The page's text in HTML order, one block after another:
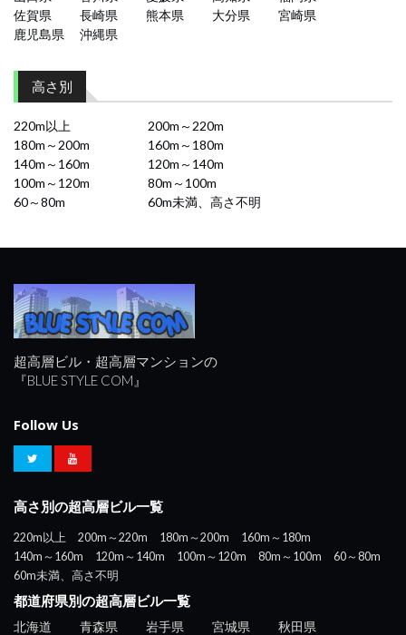
佐賀県
長崎県 熊本県 大分県
宮崎県
鹿児島県
沖縄県
高さ別
220m以上
200m～220m
180m～200m
160m～180m
140m～160m
120m～140m
100m～120m
80m～100m
60～80m
60m未満、高さ不明
超高層ビル・超高層マンションの
『BLUE STYLE COM』
Follow Us
高さ別の超高層ビル一覧
220m以上 200m～220m 180m～200m
160m～180m
140m～160m
120m～140m 100m～120m 80m～100m
60～80m
60m未満、高さ不明
都道府県別の超高層ビル一覧
北海道 青森県 岩手県 宮城県
秋田県